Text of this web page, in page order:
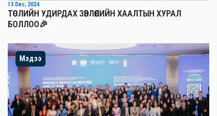
13 Dec, 2024
ТӨСЛИЙН УДИРДАХ ЗӨВЛӨЛИЙН ХААЛТЫН ХУРАЛ
БОЛЛОО🎉
Мэдээ